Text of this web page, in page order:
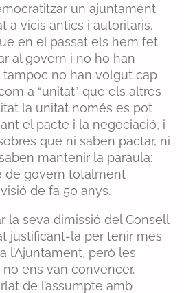
un ajuntament
a vicis antics i autoritaris.
en el passat els hem fet
al govern i no ho han
no han volgut cap
a “unitat” que els altres
la unitat només es pot
el pacte i la negociació, i
que ni saben pactar, ni
mantenir la paraula:
de govern totalment
de fa 50 anys.
la seva dimissió del Consell
justificant-la per tenir més
l’Ajuntament, però les
ens van convèncer.
de l’assumpte amb